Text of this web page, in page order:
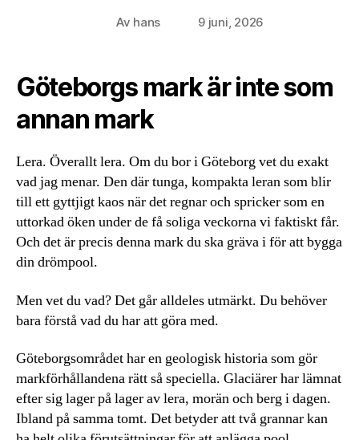
Inläggsförfattare
Av hans Inläggsdatum
9 juni, 2026
Göteborgs mark är inte som
annan mark
Lera. Överallt lera. Om du bor i Göteborg vet du exakt
vad jag menar. Den där tunga, kompakta leran som blir
till ett gyttjigt kaos när det regnar och spricker som en
uttorkad öken under de få soliga veckorna vi faktiskt får.
Och det är precis denna mark du ska gräva i för att bygga
din drömpool.
Men vet du vad? Det går alldeles utmärkt. Du behöver
bara förstå vad du har att göra med.
Göteborgsområdet har en geologisk historia som gör
markförhållandena rätt så speciella. Glaciärer har lämnat
efter sig lager på lager av lera, morän och berg i dagen.
Ibland på samma tomt. Det betyder att två grannar kan